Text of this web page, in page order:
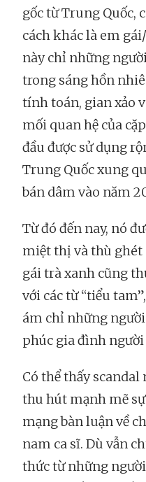
gốc từ Trung Quốc,
cách khác là em
này chỉ những
trong sáng hồn
tính toán, gian xảo
mối quan hệ của
đầu được sử dụng
Trung Quốc xung
bán dâm vào năm
Từ đó đến nay, nó
miệt thị và thù ghét
gái trà xanh cũng
với các từ “tiểu
ám chỉ những
phúc gia đình người
Có thể thấy scandal
thu hút mạnh mẽ
mạng bàn luận về
nam ca sĩ. Dù vẫn
thức từ những